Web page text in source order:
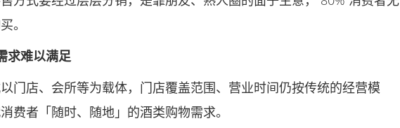
。
难以满足
店、会所等为载体，门店覆盖范围、营业时间仍按传统的经营模
费者「随时、随地」的酒类购物需求。